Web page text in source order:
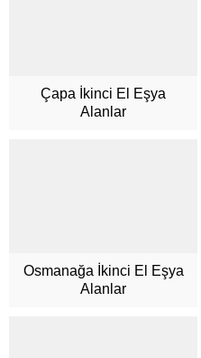
Çapa İkinci El Eşya
Alanlar
Osmanağa İkinci El Eşya
Alanlar
Müşteri Hizmetleri